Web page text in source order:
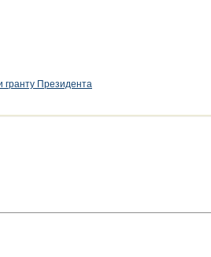
гранту Президента